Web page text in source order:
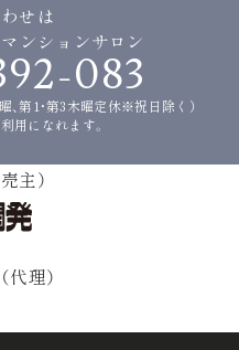
せは
マンションサロン
083
、第1・第3木曜定休※祝日除く）
用になれます。
主）
代理）